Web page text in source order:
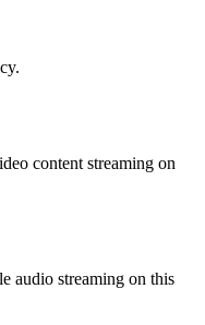
content streaming on
audio streaming on this